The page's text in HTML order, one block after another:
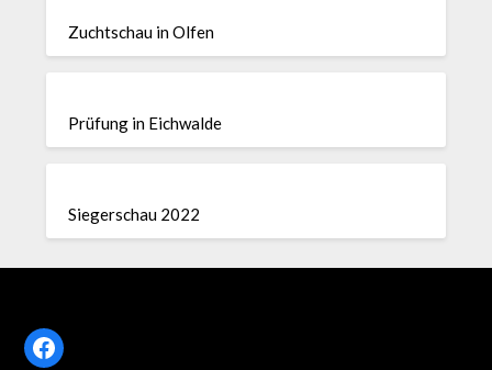
Zuchtschau in Olfen
Prüfung in Eichwalde
Siegerschau 2022
Facebook